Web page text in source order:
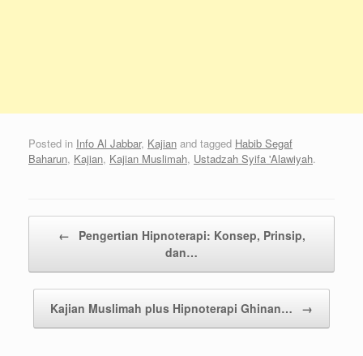
Posted in Info Al Jabbar, Kajian and tagged Habib Segaf
Baharun, Kajian, Kajian Muslimah, Ustadzah Syifa 'Alawiyah.
←
Pengertian Hipnoterapi: Konsep, Prinsip,
dan…
Kajian Muslimah plus Hipnoterapi Ghinan… →